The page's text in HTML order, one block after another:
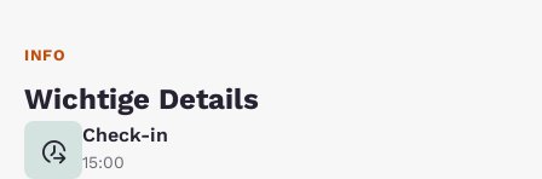
INFO
Wichtige Details
Check-in
15:00